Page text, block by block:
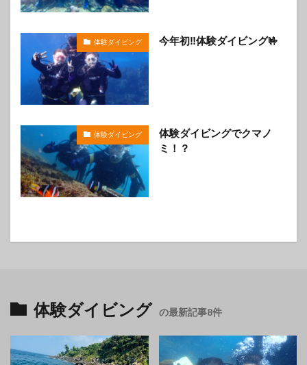
体験ダイビング 今年初‼️体験ダイビング🤟
体験ダイビング
体験ダイビングでクマノ
ミ！？
体験ダイビング の最新記事8件